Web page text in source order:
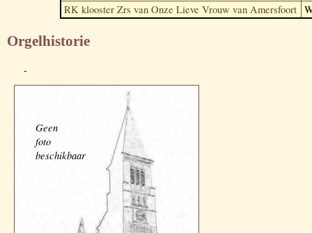
RK klooster Zrs van Onze Lieve Vrouw van Amersfoort
Orgelhistorie
-
Geen
foto
beschikbaar